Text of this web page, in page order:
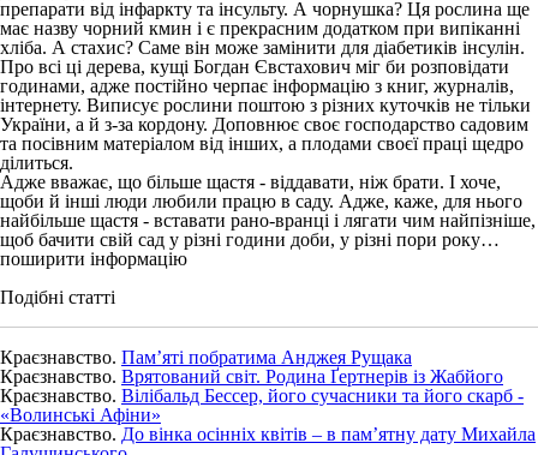
препарати від інфаркту та інсульту. А чорнушка? Ця рослина ще
має назву чорний кмин і є прекрасним додатком при випіканні
хліба. А стахис? Саме він може замінити для діабетиків інсулін.
Про всі ці дерева, кущі Богдан Євстахович міг би розповідати
годинами, адже постійно черпає інформацію з книг, журналів,
інтернету. Виписує рослини поштою з різних куточків не тільки
України, а й з-за кордону. Доповнює своє господарство садовим
та посівним матеріалом від інших, а плодами своєї праці щедро
ділиться.
Адже вважає, що більше щастя - віддавати, ніж брати. І хоче,
щоби й інші люди любили працю в саду. Адже, каже, для нього
найбільше щастя - вставати рано-вранці і лягати чим найпізніше,
щоб бачити свій сад у різні години доби, у різні пори року…
поширити інформацію
Подібні статті
Краєзнавство. Пам’яті побратима Анджея Рущака
Краєзнавство. Врятований світ. Родина Ґертнерів із Жабйого
Краєзнавство. Вілібальд Бессер, його сучасники та його скарб -
«Волинські Афіни»
Краєзнавство. До вінка осінніх квітів – в пам’ятну дату Михайла